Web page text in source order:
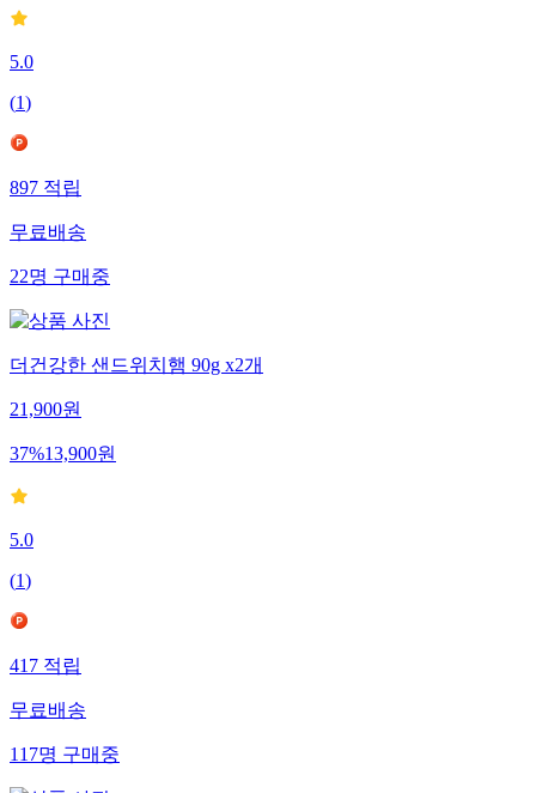
5.0
(1)
897적립
무료배송
22명구매중
더건강한 샌드위치햄 90g x2개
21,900원
37%13,900원
5.0
(1)
417적립
무료배송
117명구매중